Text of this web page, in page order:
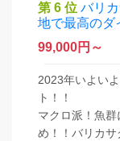
第 6 位 バリ
地で最高のダ
99,000円～
2023年いよい
ト！！
マクロ派！魚
め！！バリカ